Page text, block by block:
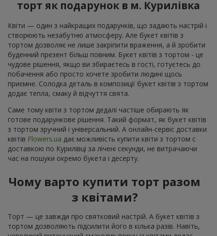
торт як подарунок в м. Курилівка
Квіти — один з найкращих подарунків, що задають настрій і
створюють незабутню атмосферу. Але букет квітів з
тортом дозволяє не лише закріпити враження, а й зробити
буденний презент більш повним. Букет квітів з тортом - це
чудове рішення, якщо ви збираєтесь в гості, готуєтесь до
побачення або просто хочете зробити людині щось
приємне. Солодка деталь в композиції букет квітів з тортом
додає тепла, смаку й відчуття свята.
Саме тому квіти з тортом дедалі частіше обирають як
готове подарункове рішення. Такий формат, як букет квітів
з тортом зручний і універсальний. А онлайн-сервіс доставки
квітів Flowers.ua дає можливість купити квіти з тортом с
доставкою по Курилівці за лічені секунди, не витрачаючи
час на пошуки окремо букета і десерту.
Чому варто купити торт разом
з квітами?
Торт — це завжди про святковий настрій. А букет квітів з
тортом дозволяють підсилити його в кілька разів. Навіть,